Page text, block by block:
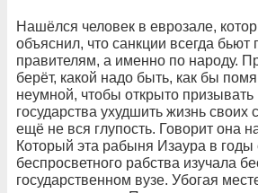
Нашёлся человек в еврозале,
объяснил, что санкции всегда бьют
правителям, а именно по народу.
берёт, какой надо быть, как бы
неумной, чтобы открыто
государства ухудшить жизнь своих
ещё не вся глупость. Говорит она
Который эта рабыня Изаура в годы
беспросветного рабства изучала
государственном вузе. Убогая